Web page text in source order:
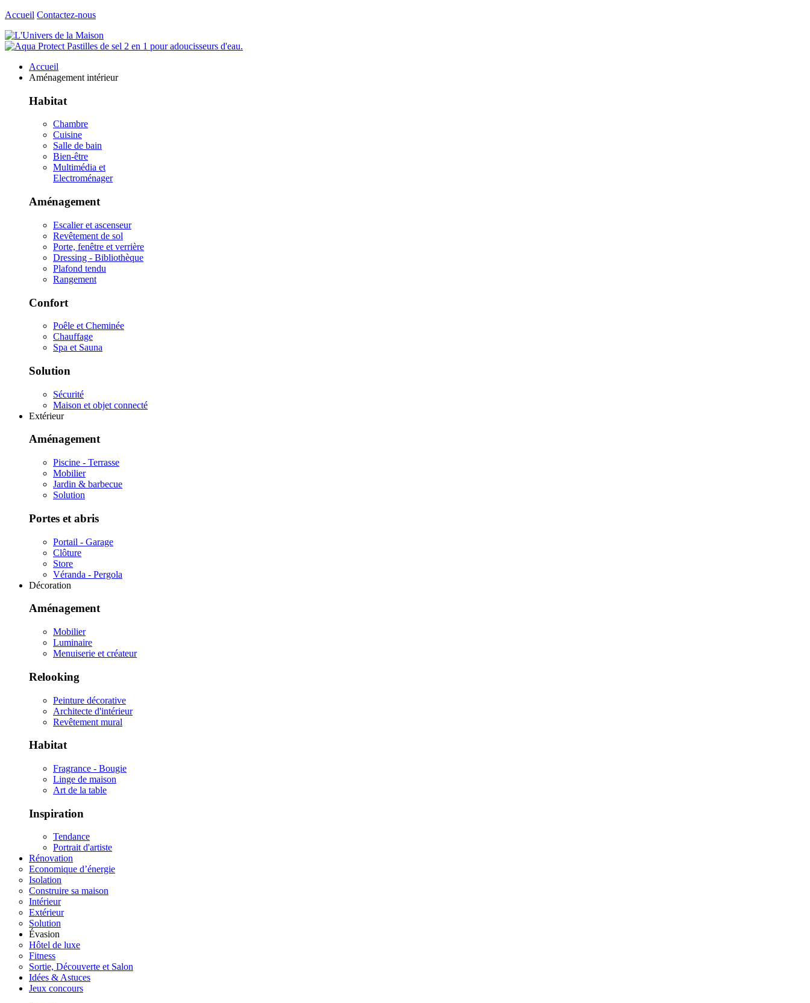
Accueil Contactez-nous
Accueil
Aménagement intérieur
Habitat
Chambre
Cuisine
Salle de bain
Bien-être
Multimédia et
Electroménager
Aménagement
Escalier et ascenseur
Revêtement de sol
Porte, fenêtre et verrière
Dressing - Bibliothèque
Plafond tendu
Rangement
Confort
Poêle et Cheminée
Chauffage
Spa et Sauna
Solution
Sécurité
Maison et objet connecté
Extérieur
Aménagement
Piscine - Terrasse
Mobilier
Jardin & barbecue
Solution
Portes et abris
Portail - Garage
Clôture
Store
Véranda - Pergola
Décoration
Aménagement
Mobilier
Luminaire
Menuiserie et créateur
Relooking
Peinture décorative
Architecte d'intérieur
Revêtement mural
Habitat
Fragrance - Bougie
Linge de maison
Art de la table
Inspiration
Tendance
Portrait d'artiste
Rénovation
Economique d’énergie
Isolation
Construire sa maison
Intérieur
Extérieur
Solution
Évasion
Hôtel de luxe
Fitness
Sortie, Découverte et Salon
Idées & Astuces
Jeux concours